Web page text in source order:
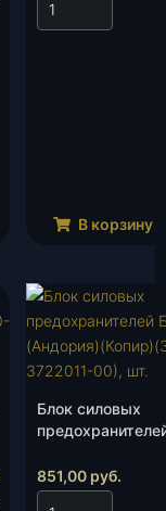
В корзину
Блок силовых
3722011-00), шт.
851,00 руб.